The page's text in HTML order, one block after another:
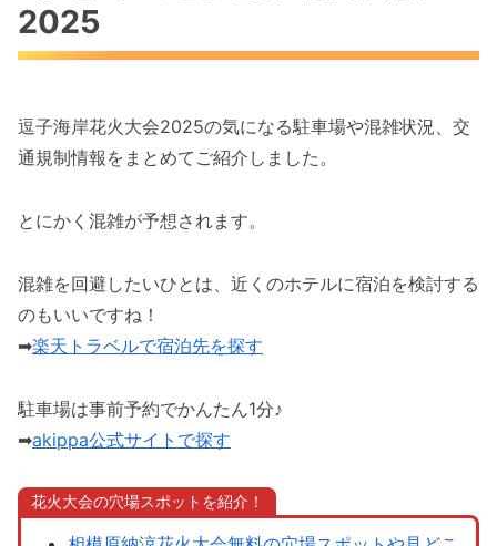
2025
逗子海岸花火大会2025の気になる駐車場や混雑状況、交
通規制情報をまとめてご紹介しました。
とにかく混雑が予想されます。
混雑を回避したいひとは、近くのホテルに宿泊を検討する
のもいいですね！
➡楽天トラベルで宿泊先を探す
駐車場は事前予約でかんたん1分♪
➡akippa公式サイトで探す
花火大会の穴場スポットを紹介！